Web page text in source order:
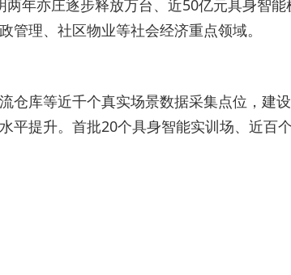
年亦庄逐步释放万台、近50亿元具身智
理、社区物业等社会经济重点领域。
库等近千个真实场景数据采集点位，建
提升。首批20个具身智能实训场、近百个